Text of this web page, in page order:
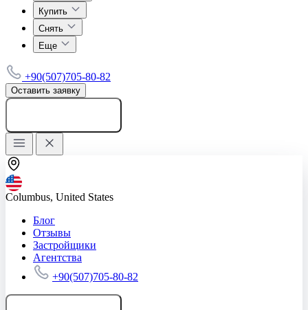
Купить
Снять
Еще
+90(507)705-80-82
Оставить заявку
Columbus, United States
Блог
Отзывы
Застройщики
Агентства
+90(507)705-80-82